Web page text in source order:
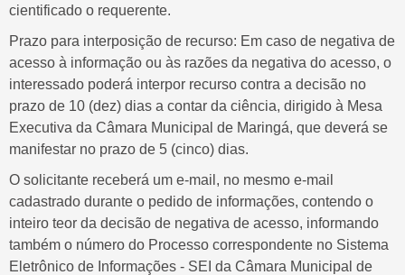
cientificado o requerente.
Prazo para interposição de recurso: Em caso de negativa de
acesso à informação ou às razões da negativa do acesso, o
interessado poderá interpor recurso contra a decisão no
prazo de 10 (dez) dias a contar da ciência, dirigido à Mesa
Executiva da Câmara Municipal de Maringá, que deverá se
manifestar no prazo de 5 (cinco) dias.
O solicitante receberá um e-mail, no mesmo e-mail
cadastrado durante o pedido de informações, contendo o
inteiro teor da decisão de negativa de acesso, informando
também o número do Processo correspondente no Sistema
Eletrônico de Informações - SEI da Câmara Municipal de